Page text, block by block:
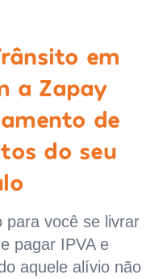
em
a Zapay
de
do seu
para você se livrar
pagar IPVA e
aquele alívio não